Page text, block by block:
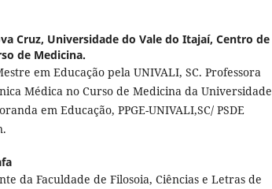
Cruz, Universidade do Vale do Itajaí, Centro de
de Medicina.
em Educação pela UNIVALI, SC. Professora
Médica no Curso de Medicina da Universidade
em Educação, PPGE-UNIVALI,SC/ PSDE
da Faculdade de Filosoia, Ciências e Letras de